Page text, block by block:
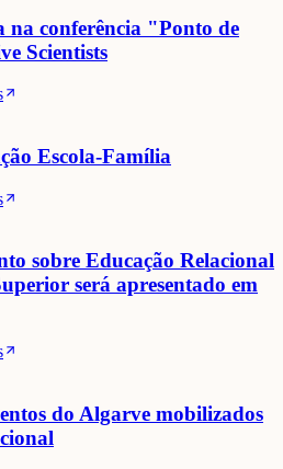
conferência "Ponto de
Scientists
Escola-Família
sobre Educação Relacional
será apresentado em
do Algarve mobilizados